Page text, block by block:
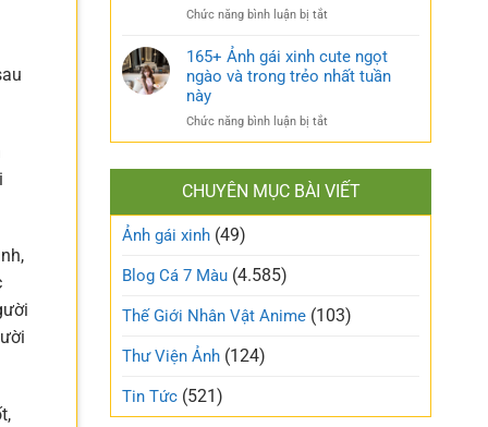
khó
phá
định
kiến
đẹp
thông
thường
Chức năng bình luận bị tắt
170+
ảnh
đang
làm
làm
gió
trên
165+ Ảnh gái xinh cute ngọt
ngào và trong trẻo nhất tuần
này
Chức năng bình luận bị tắt
165+
xinh
cute
trẻo
nhất
CHUYÊN MỤC BÀI VIẾT
Ảnh gái xinh (49)
Blog Cá 7 Màu (4.585)
Thế Giới Nhân Vật Anime (103)
Thư Viện Ảnh (124)
Tin Tức (521)